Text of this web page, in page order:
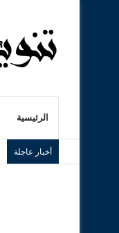
الرئيسية
أخبار عاجلة